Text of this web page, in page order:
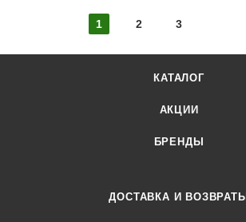
1 2 3
КАТАЛОГ
АКЦИИ
БРЕНДЫ
ДОСТАВКА И ВОЗВРАТЫ